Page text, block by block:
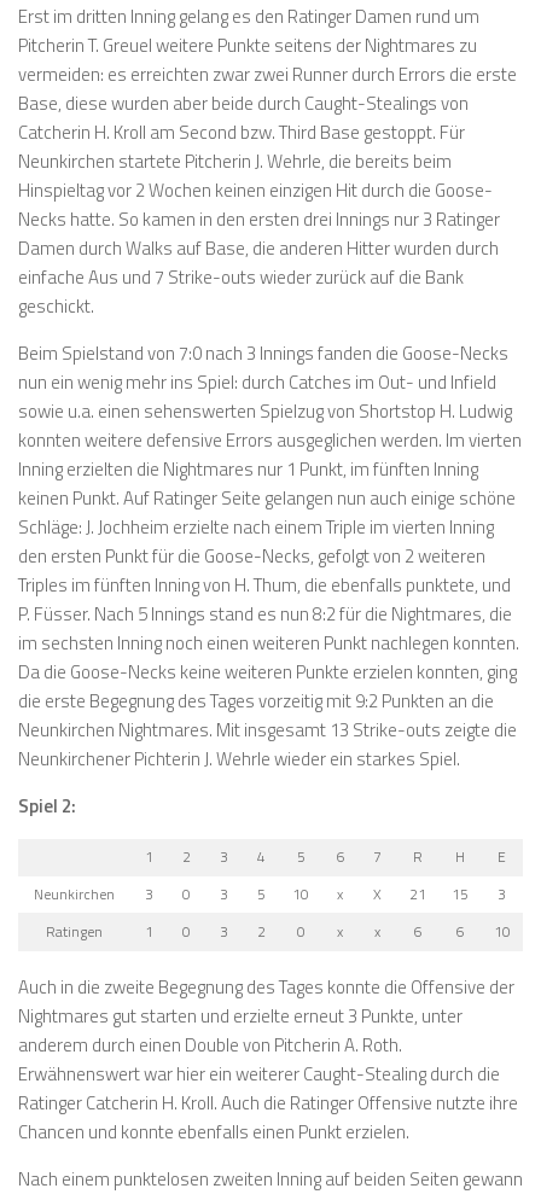
Erst im dritten Inning gelang es den Ratinger Damen rund um
Pitcherin T. Greuel weitere Punkte seitens der Nightmares zu
vermeiden: es erreichten zwar zwei Runner durch Errors die erste
Base, diese wurden aber beide durch Caught-Stealings von
Catcherin H. Kroll am Second bzw. Third Base gestoppt. Für
Neunkirchen startete Pitcherin J. Wehrle, die bereits beim
Hinspieltag vor 2 Wochen keinen einzigen Hit durch die Goose-
Necks hatte. So kamen in den ersten drei Innings nur 3 Ratinger
Damen durch Walks auf Base, die anderen Hitter wurden durch
einfache Aus und 7 Strike-outs wieder zurück auf die Bank
geschickt.
Beim Spielstand von 7:0 nach 3 Innings fanden die Goose-Necks
nun ein wenig mehr ins Spiel: durch Catches im Out- und Infield
sowie u.a. einen sehenswerten Spielzug von Shortstop H. Ludwig
konnten weitere defensive Errors ausgeglichen werden. Im vierten
Inning erzielten die Nightmares nur 1 Punkt, im fünften Inning
keinen Punkt. Auf Ratinger Seite gelangen nun auch einige schöne
Schläge: J. Jochheim erzielte nach einem Triple im vierten Inning
den ersten Punkt für die Goose-Necks, gefolgt von 2 weiteren
Triples im fünften Inning von H. Thum, die ebenfalls punktete, und
P. Füsser. Nach 5 Innings stand es nun 8:2 für die Nightmares, die
im sechsten Inning noch einen weiteren Punkt nachlegen konnten.
Da die Goose-Necks keine weiteren Punkte erzielen konnten, ging
die erste Begegnung des Tages vorzeitig mit 9:2 Punkten an die
Neunkirchen Nightmares. Mit insgesamt 13 Strike-outs zeigte die
Neunkirchener Pichterin J. Wehrle wieder ein starkes Spiel.
Spiel 2:
1 2 3 4 5 6 7 R H
E
Neunkirchen
3 0 3 5 10 x X 21 15
3
Ratingen
1 0 3 2 0 x x 6 6 10
Auch in die zweite Begegnung des Tages konnte die Offensive der
Nightmares gut starten und erzielte erneut 3 Punkte, unter
anderem durch einen Double von Pitcherin A. Roth.
Erwähnenswert war hier ein weiterer Caught-Stealing durch die
Ratinger Catcherin H. Kroll. Auch die Ratinger Offensive nutzte ihre
Chancen und konnte ebenfalls einen Punkt erzielen.
Nach einem punktelosen zweiten Inning auf beiden Seiten gewann